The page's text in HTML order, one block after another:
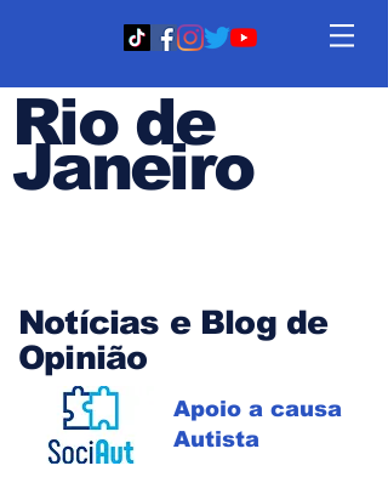
Rio de
Janeiro
Notícias e Blog de
Opinião
Apoio a causa
Autista